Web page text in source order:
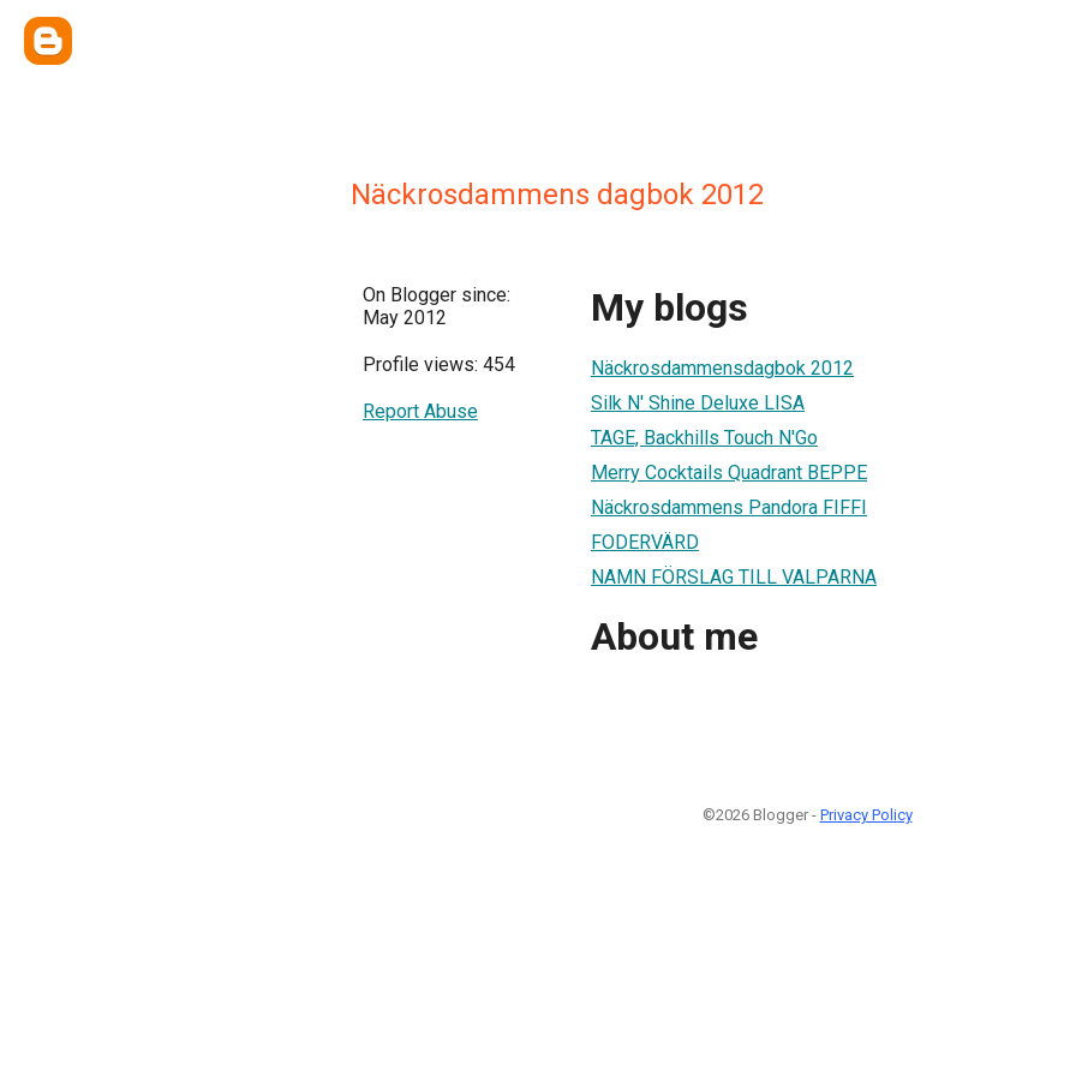
Näckrosdammens dagbok 2012
On Blogger since:
May 2012
Profile views: 454
Report Abuse
My blogs
Näckrosdammensdagbok 2012
Silk N' Shine Deluxe LISA
TAGE, Backhills Touch N'Go
Merry Cocktails Quadrant BEPPE
Näckrosdammens Pandora FIFFI
FODERVÄRD
NAMN FÖRSLAG TILL VALPARNA
About me
©2026 Blogger - Privacy Policy